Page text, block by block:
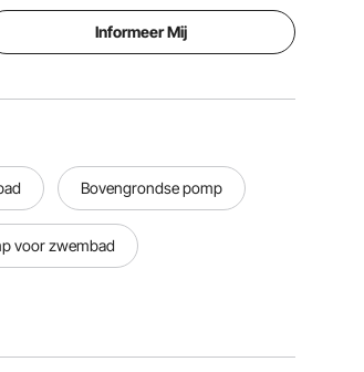
Informeer Mij
Bovengrondse pomp
voor zwembad